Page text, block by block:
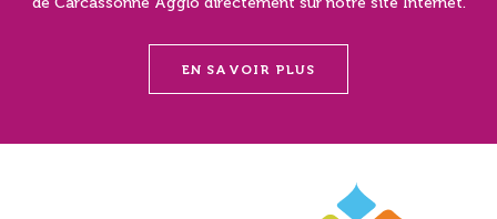
EN SAVOIR PLUS